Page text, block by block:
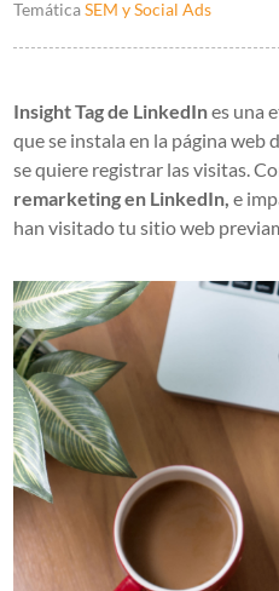
TemáticaSEM y Social Ads
Insight Tag de LinkedInes una
que se instala en la página web
se quiere registrar las visitas.
remarketing en LinkedIn, e
han visitado tu sitio web